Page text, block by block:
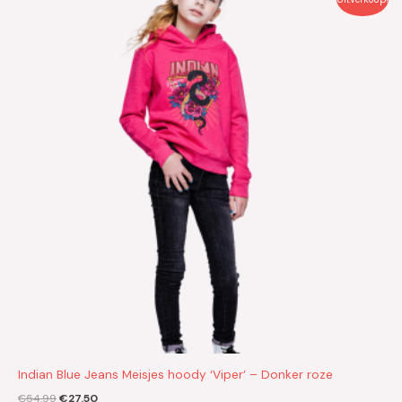
Indian Blue Jeans Meisjes hoody ‘Viper’ – Donker roze
€54.99€27.50
€27.50.